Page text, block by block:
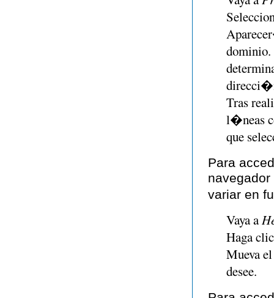
Tras
l�neas
que
Para
navegador
variar en
Vaya a
Haga
Mueva
desee.